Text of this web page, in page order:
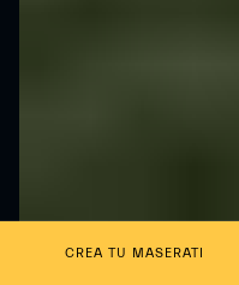
CREA TU MASERATI